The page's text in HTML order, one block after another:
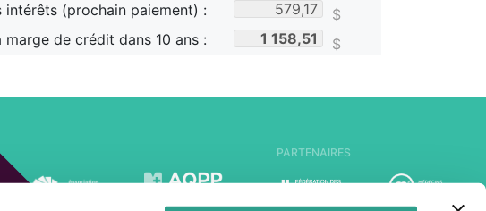
intérêts (prochain paiement) :
$
marge de crédit dans 10 ans : $
PARTENAIRES